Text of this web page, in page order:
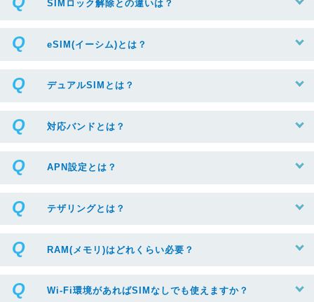
SIMロック解除との違いは？
eSIM(イーシム)とは？
デュアルSIMとは？
対応バンドとは？
APN設定とは？
テザリングとは？
RAM(メモリ)はどれくらい必要？
Wi-Fi環境があればSIMなしでも使えますか？